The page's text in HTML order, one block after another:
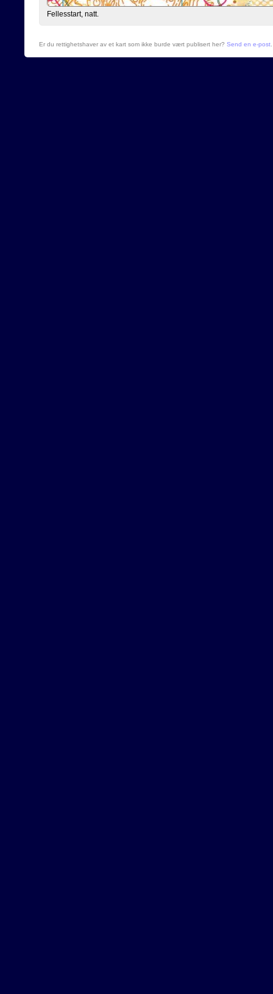
Fellesstart, natt.
Er du rettighetshaver av et kart som ikke burde vært publisert her? Send en e-post